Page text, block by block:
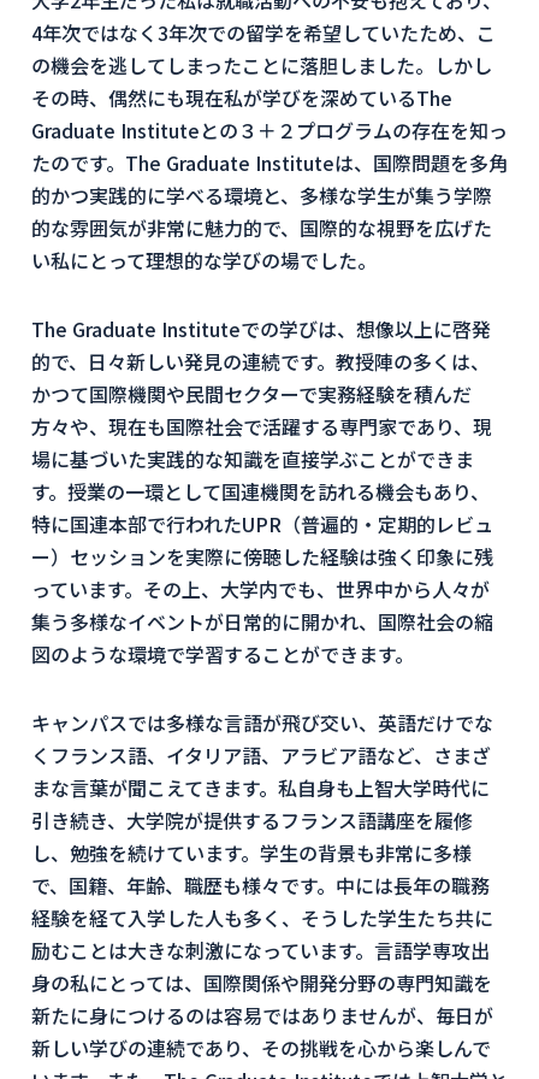
4年次ではなく3年次での留学を希望していたため、こ
の機会を逃してしまったことに落胆しました。しかし
その時、偶然にも現在私が学びを深めているThe
Graduate Instituteとの３＋２プログラムの存在を知っ
たのです。The Graduate Instituteは、国際問題を多角
的かつ実践的に学べる環境と、多様な学生が集う学際
的な雰囲気が非常に魅力的で、国際的な視野を広げた
い私にとって理想的な学びの場でした。
The Graduate Instituteでの学びは、想像以上に啓発
的で、日々新しい発見の連続です。教授陣の多くは、
かつて国際機関や民間セクターで実務経験を積んだ
方々や、現在も国際社会で活躍する専門家であり、現
場に基づいた実践的な知識を直接学ぶことができま
す。授業の一環として国連機関を訪れる機会もあり、
特に国連本部で行われたUPR（普遍的・定期的レビュ
ー）セッションを実際に傍聴した経験は強く印象に残
っています。その上、大学内でも、世界中から人々が
集う多様なイベントが日常的に開かれ、国際社会の縮
図のような環境で学習することができます。
キャンパスでは多様な言語が飛び交い、英語だけでな
くフランス語、イタリア語、アラビア語など、さまざ
まな言葉が聞こえてきます。私自身も上智大学時代に
引き続き、大学院が提供するフランス語講座を履修
し、勉強を続けています。学生の背景も非常に多様
で、国籍、年齢、職歴も様々です。中には長年の職務
経験を経て入学した人も多く、そうした学生たち共に
励むことは大きな刺激になっています。言語学専攻出
身の私にとっては、国際関係や開発分野の専門知識を
新たに身につけるのは容易ではありませんが、毎日が
新しい学びの連続であり、その挑戦を心から楽しんで